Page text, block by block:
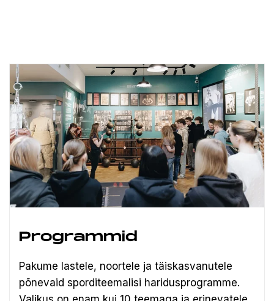
Programmid
Pakume lastele, noortele ja täiskasvanutele
põnevaid sporditeemalisi haridusprogramme.